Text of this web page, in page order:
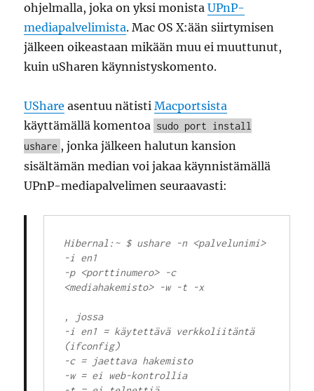
ohjelmalla, joka on yksi monistaUPnP-
mediapalvelimista. Mac OS X:ään siirtymisen
jälkeen oikeastaan mikään muu ei muuttunut,
kuin uSharen käynnistyskomento.
UShare asentuu nätistiMacportsista
käyttämällä komentoa sudo port install
ushare , jonka jälkeen halutun kansion
sisältämän median voi jakaa käynnistämällä
UPnP-mediapalvelimen seuraavasti:
Hibernal:~ $ ushare -n <palvelunimi>
-i en1
-p <porttinumero> -c
<mediahakemisto> -w -t -x
, jossa
-i en1 = käytettävä verkkoliitäntä
(ifconfig)
-c = jaettava hakemisto
-w = ei web-kontrollia